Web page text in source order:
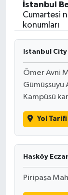
İstanbul
Cumartesi
konumları
Istanbul City
Ömer Avni
Gümüşsuyu
Kampüsü
Yol Tarifi
Hasköy
Piripaşa
Spor
Dünya
Resmi
Haber